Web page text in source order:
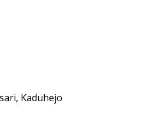
Kaduhejo